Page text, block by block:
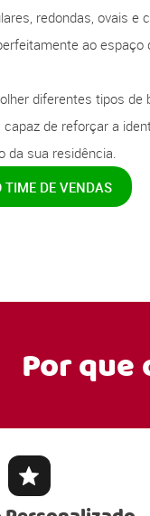
redondas, ovais e
ao espaço
diferentes tipos de
de reforçar a
da sua residência.
TIME DE VENDAS
Por